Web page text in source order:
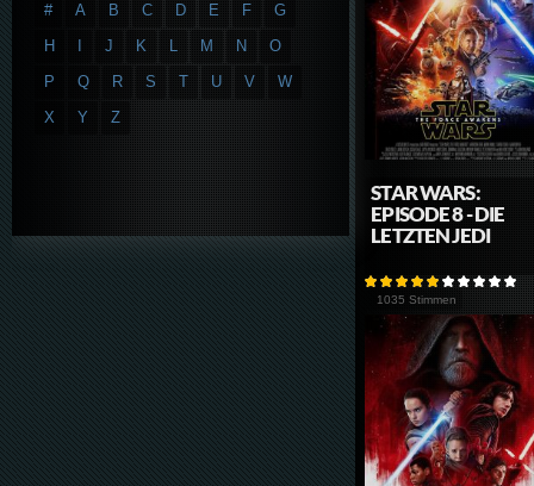
STAR WARS:
EPISODE 8 - DIE
LETZTEN JEDI
1035 Stimmen
# A B C D E F
G
H
J K L M N
O
P
Q R S T U V
W
X
Y Z